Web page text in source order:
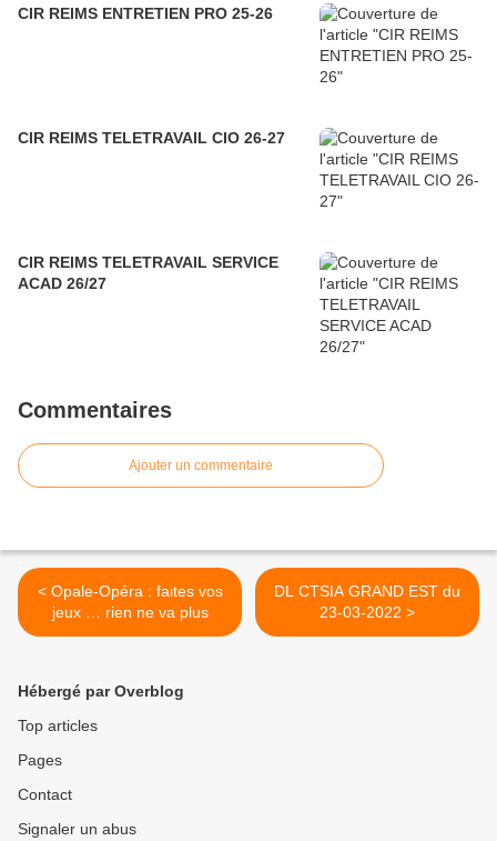
CIR REIMS ENTRETIEN PRO 25-26
CIR REIMS TELETRAVAIL CIO 26-27
CIR REIMS TELETRAVAIL SERVICE
ACAD 26/27
Commentaires
Ajouter un commentaire
< Opale-Opéra : faites vos
jeux … rien ne va plus
DL CTSIA GRAND EST du
23-03-2022 >
Hébergé par Overblog
Top articles
Pages
Contact
Signaler un abus